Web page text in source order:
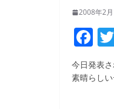
2008年2
F
a
c
今日発表
素晴らしい